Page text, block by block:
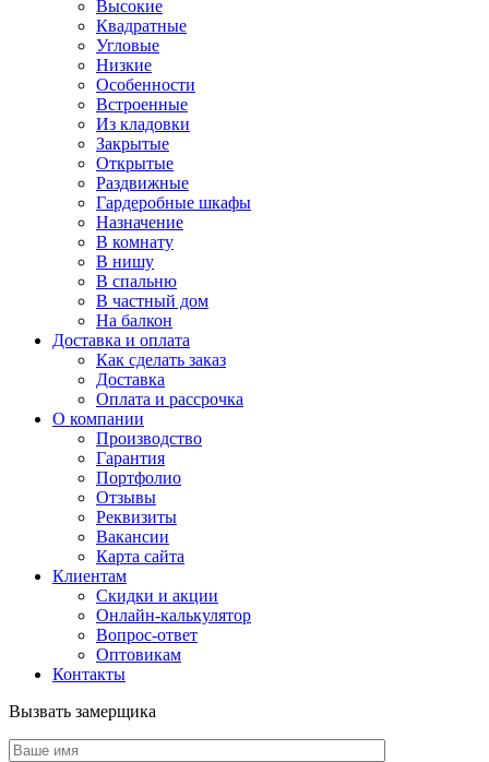
Высокие
Квадратные
Угловые
Низкие
Особенности
Встроенные
Из кладовки
Закрытые
Открытые
Раздвижные
Гардеробные шкафы
Назначение
В комнату
В нишу
В спальню
В частный дом
На балкон
Доставка и оплата
Как сделать заказ
Доставка
Оплата и рассрочка
О компании
Производство
Гарантия
Портфолио
Отзывы
Реквизиты
Вакансии
Карта сайта
Клиентам
Скидки и акции
Онлайн-калькулятор
Вопрос-ответ
Оптовикам
Контакты
Вызвать замерщика